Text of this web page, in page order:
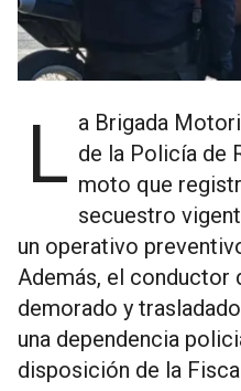
La Brigada Motorizada de Apoyo (BMA) de la Policía de
moto que
secuestro
un operativo
Además, el conductor
demorado y
una dependencia
disposición de la